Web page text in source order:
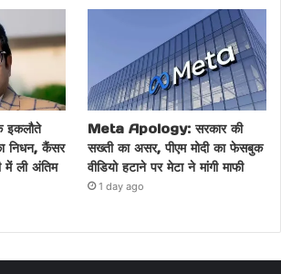
निधन, कैंसर
में ली अंतिम
Meta Apology: सरकार की
सख्ती का असर, पीएम मोदी का फेसबुक
वीडियो हटाने पर मेटा ने मांगी माफी
1 day ago